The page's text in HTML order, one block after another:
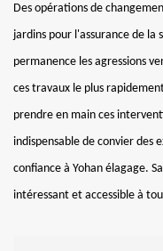
Des opérations de
jardins pour l'assurance de la
permanence les agressions
ces travaux le plus
prendre en main ces
indispensable de convier des
confiance à Yohan élagage.
intéressant et accessible à